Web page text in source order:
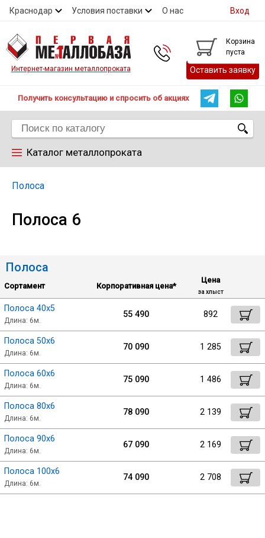
Краснодар Условия поставки О нас
Контакты
Контакты
Вход
Интернет-магазин металлопроката
Корзина
пуста
Оставить заявку
Получить консультацию и спросить об акциях
Каталог металлопроката
Труба
Квадрат
Труба профильная
Полоса
Полоса 6
Полоса
Сортамент Корпоративная цена*
Цена
за хлыст
Полоса 40х5
Длина: 6м.
55 490 892
Полоса 50х6
Длина: 6м.
70 090 1 285
Полоса 60х6
Длина: 6м.
75 090 1 486
Полоса 80х6
Длина: 6м.
78 090 2 139
Полоса 90х6
Длина: 6м.
67 090 2 169
Полоса 100х6
Длина: 6м.
74 090 2 708